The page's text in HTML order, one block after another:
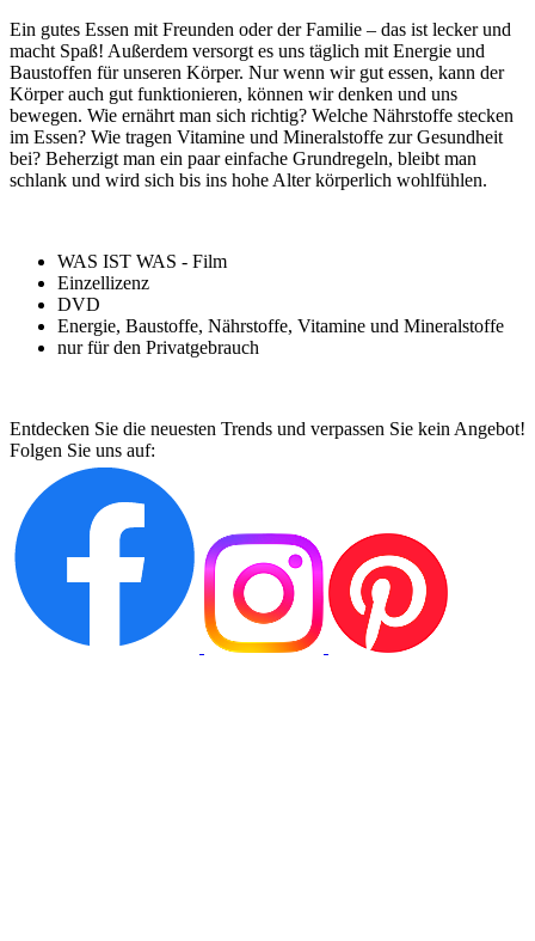
Ein gutes Essen mit Freunden oder der Familie – das ist lecker und
macht Spaß! Außerdem versorgt es uns täglich mit Energie und
Baustoffen für unseren Körper. Nur wenn wir gut essen, kann der
Körper auch gut funktionieren, können wir denken und uns
bewegen. Wie ernährt man sich richtig? Welche Nährstoffe stecken
im Essen? Wie tragen Vitamine und Mineralstoffe zur Gesundheit
bei? Beherzigt man ein paar einfache Grundregeln, bleibt man
schlank und wird sich bis ins hohe Alter körperlich wohlfühlen.
WAS IST WAS - Film
Einzellizenz
DVD
Energie, Baustoffe, Nährstoffe, Vitamine und Mineralstoffe
nur für den Privatgebrauch
Entdecken Sie die neuesten Trends und verpassen Sie kein Angebot!
Folgen Sie uns auf: